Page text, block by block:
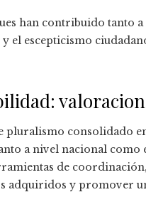
han contribuido tanto
escepticismo
pluralismo consolidado
a nivel nacional
de
adquiridos y promover